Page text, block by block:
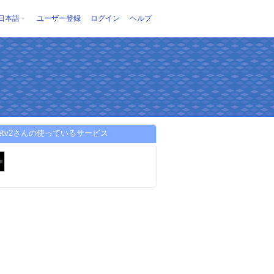
本語 ユーザー登録 ログイン ヘルプ
さんの使っているサービス